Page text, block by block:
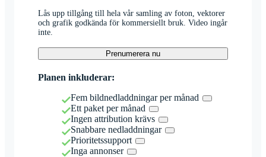
Lås upp tillgång till hela vår samling av foton, vektorer
och grafik godkända för kommersiellt bruk. Video ingår
inte.
Prenumerera nu
Planen inkluderar:
Fem bildnedladdningar per månad
Ett paket per månad
Ingen attribution krävs
Snabbare nedladdningar
Prioritetssupport
Inga annonser